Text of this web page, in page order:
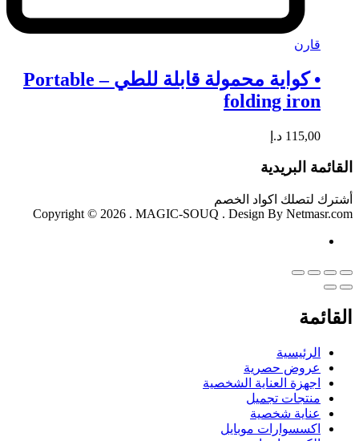
قارن
• كواية محمولة قابلة للطي – Portable
folding iron
115,00 د.إ
القائمة البريدية
أشترك لتصلك اكواد الخصم
Copyright © 2026 . MAGIC-SOUQ . Design By Netmasr.com
القائمة
الرئيسية
عروض حصرية
اجهزة العناية الشخصية
منتجات تجميل
عناية شخصية
اكسسوارات موبايل